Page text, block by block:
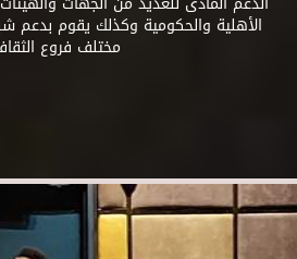
الأهلية والحكومية وكذلك يقوم بدعم
مختلف فروع